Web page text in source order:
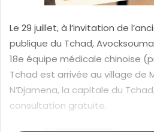
r
e
l
Le 29 juillet, à l’invitation de
publique du Tchad,
18e équipe médicale chinoise
Tchad est arrivée au village de
N’Djamena, la capitale du
consultation gratuite.